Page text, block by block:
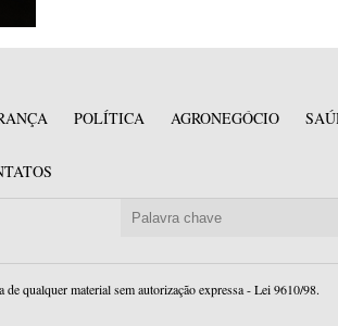
POLÍTICA AGRONEGÓCIO
qualquer material sem autorização expressa - Lei 9610/98.